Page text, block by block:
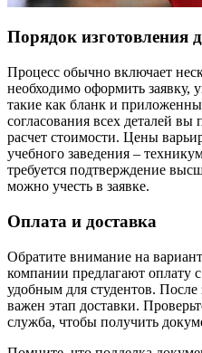
Порядок изготовления
Процесс обычно включает
необходимо оформить заявку,
такие как бланк и
согласования всех деталей
расчет стоимости. Цены
учебного заведения –
требуется подтверждение
можно учесть в заявке.
Оплата и доставка
Обратите внимание на
компании предлагают оплату
удобным для студентов. После
важен этап доставки.
служба, чтобы получить